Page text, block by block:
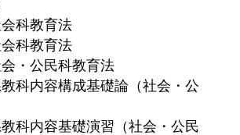
教育法
教育法
公民科教育法
内容構成基礎論（社会・公
内容基礎演習（社会・公民